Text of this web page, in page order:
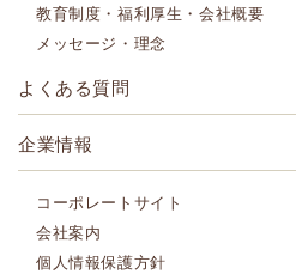
教育制度・福利厚生・会社概要
メッセージ・理念
よくある質問
企業情報
コーポレートサイト
会社案内
個人情報保護方針